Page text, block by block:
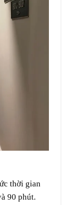
thời gian
90 phút.